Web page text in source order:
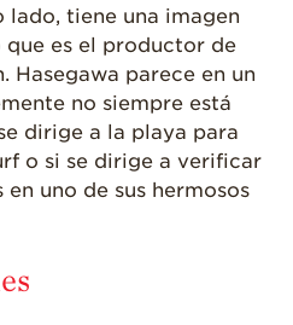
Historias de
Trabajadores
Agrícolas
Seguridad de
Fresas y COVID-19
Blog
tiene una imagen
es el productor de
Hasegawa parece en un
no siempre está
dirige a la playa para
o si se dirige a verificar
en uno de sus hermosos